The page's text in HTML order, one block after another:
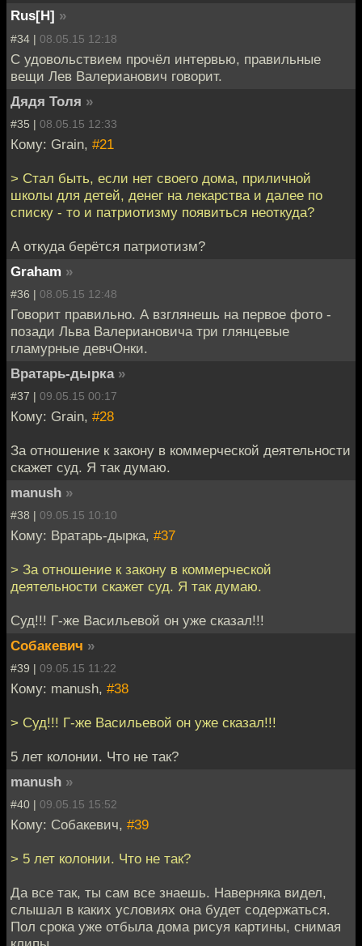
Rus[H] »
#34 | 08.05.15 12:18
С удовольствием прочёл интервью, правильные
вещи Лев Валерианович говорит.
Дядя Толя »
#35 | 08.05.15 12:33
Кому: Grain, #21
> Стал быть, если нет своего дома, приличной
школы для детей, денег на лекарства и далее по
списку - то и патриотизму появиться неоткуда?
А откуда берётся патриотизм?
Graham »
#36 | 08.05.15 12:48
Говорит правильно. А взглянешь на первое фото -
позади Льва Валериановича три глянцевые
гламурные девчОнки.
Вратарь-дырка »
#37 | 09.05.15 00:17
Кому: Grain, #28
За отношение к закону в коммерческой деятельности
скажет суд. Я так думаю.
manush »
#38 | 09.05.15 10:10
Кому: Вратарь-дырка, #37
> За отношение к закону в коммерческой
деятельности скажет суд. Я так думаю.
Суд!!! Г-же Васильевой он уже сказал!!!
Собакевич »
#39 | 09.05.15 11:22
Кому: manush, #38
> Суд!!! Г-же Васильевой он уже сказал!!!
5 лет колонии. Что не так?
manush »
#40 | 09.05.15 15:52
Кому: Собакевич, #39
> 5 лет колонии. Что не так?
Да все так, ты сам все знаешь. Наверняка видел,
слышал в каких условиях она будет содержаться.
Пол срока уже отбыла дома рисуя картины, снимая